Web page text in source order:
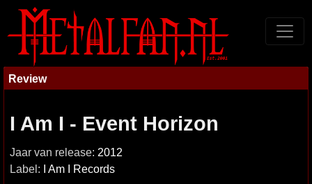
Review
I Am I - Event Horizon
Jaar van release: 2012
Label:
I Am I Records